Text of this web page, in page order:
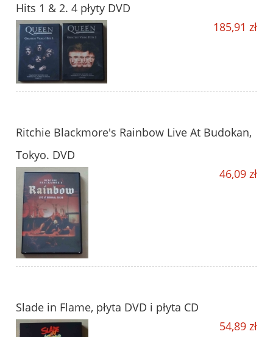
Hits 1 & 2. 4 płyty DVD
185,91 zł
Ritchie Blackmore's Rainbow Live At Budokan,
Tokyo. DVD
46,09 zł
Slade in Flame, płyta DVD i płyta CD
54,89 zł